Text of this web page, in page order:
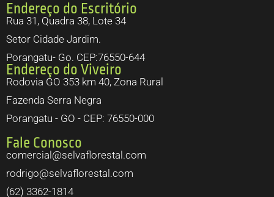
Endereço do Escritório
Rua 31, Quadra 38, Lote 34
Setor Cidade Jardim.
Porangatu- Go. CEP:76550-644
Endereço do Viveiro
Rodovia GO 353 km 40, Zona Rural
Fazenda Serra Negra
Porangatu - GO - CEP: 76550-000
Fale Conosco
comercial@selvaflorestal.com
rodrigo@selvaflorestal.com
(62) 3362-1814